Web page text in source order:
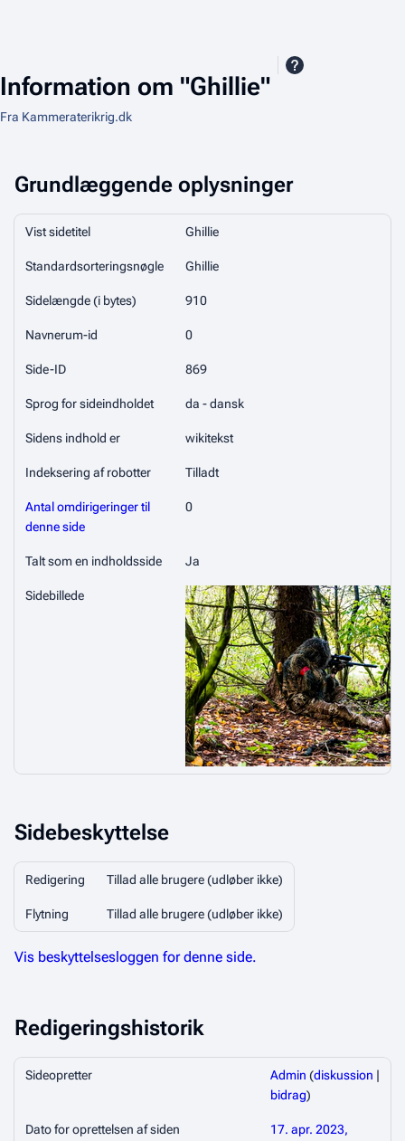
Information om "Ghillie"
Fra Kammeraterikrig.dk
Grundlæggende oplysninger
Vist sidetitel Ghillie
Standardsorteringsnøgle Ghillie
Sidelængde (i bytes) 910
Navnerum-id 0
Side-ID 869
Sprog for sideindholdet da - dansk
Sidens indhold er wikitekst
Indeksering af robotter Tilladt
Antal omdirigeringer til
denne side
0
Talt som en indholdsside Ja
Sidebillede
Sidebeskyttelse
Redigering Tillad alle brugere (udløber ikke)
Flytning Tillad alle brugere (udløber ikke)
Vis beskyttelsesloggen for denne side.
Redigeringshistorik
Sideopretter Admin (diskussion |
bidrag)
Dato for oprettelsen af siden
17. apr. 2023,